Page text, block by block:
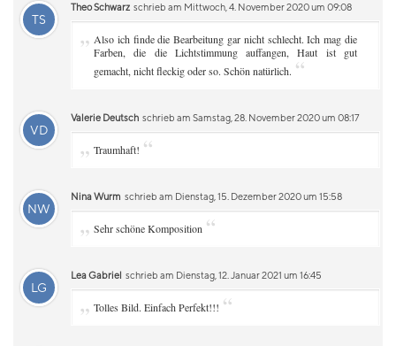
TS
Theo Schwarz schrieb am Mittwoch, 4. November 2020 um 09:08
„ Also ich finde die Bearbeitung gar nicht schlecht. Ich mag die
Farben, die die Lichtstimmung auffangen, Haut ist gut
gemacht, nicht fleckig oder so. Schön natürlich. “
VD
Valerie Deutsch schrieb am Samstag, 28. November 2020 um 08:17
„ Traumhaft! “
NW
Nina Wurm schrieb am Dienstag, 15. Dezember 2020 um 15:58
„ Sehr schöne Komposition “
LG
Lea Gabriel schrieb am Dienstag, 12. Januar 2021 um 16:45
„ Tolles Bild. Einfach Perfekt!!! “